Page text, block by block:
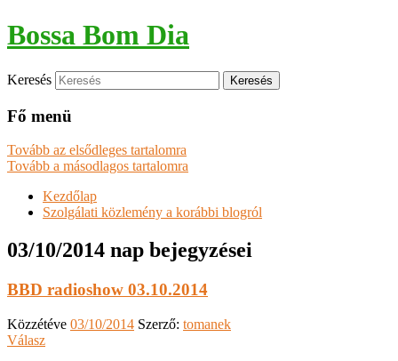
Bossa Bom Dia
Keresés
Fő menü
Tovább az elsődleges tartalomra
Tovább a másodlagos tartalomra
Kezdőlap
Szolgálati közlemény a korábbi blogról
03/10/2014 nap bejegyzései
BBD radioshow 03.10.2014
Közzétéve 03/10/2014 Szerző: tomanek
Válasz